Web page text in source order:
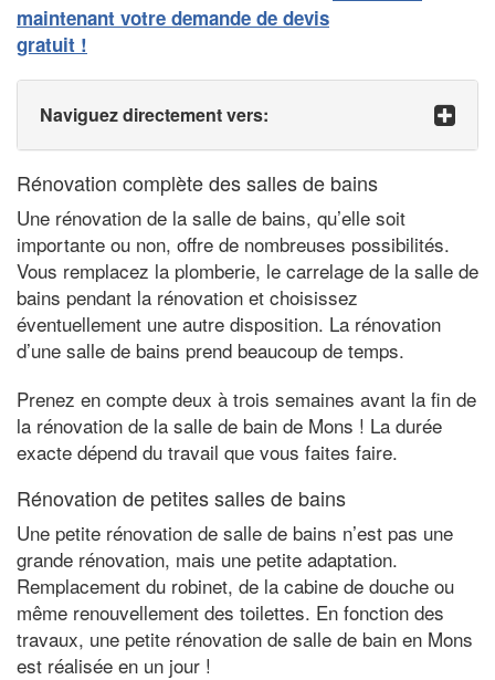
maintenant votre demande de devis
gratuit !
Naviguez directement vers:
Rénovation complète des salles de bains
Une rénovation de la salle de bains, qu’elle soit
importante ou non, offre de nombreuses possibilités.
Vous remplacez la plomberie, le carrelage de la salle de
bains pendant la rénovation et choisissez
éventuellement une autre disposition. La rénovation
d’une salle de bains prend beaucoup de temps.
Prenez en compte deux à trois semaines avant la fin de
la rénovation de la salle de bain de Mons ! La durée
exacte dépend du travail que vous faites faire.
Rénovation de petites salles de bains
Une petite rénovation de salle de bains n’est pas une
grande rénovation, mais une petite adaptation.
Remplacement du robinet, de la cabine de douche ou
même renouvellement des toilettes. En fonction des
travaux, une petite rénovation de salle de bain en Mons
est réalisée en un jour !